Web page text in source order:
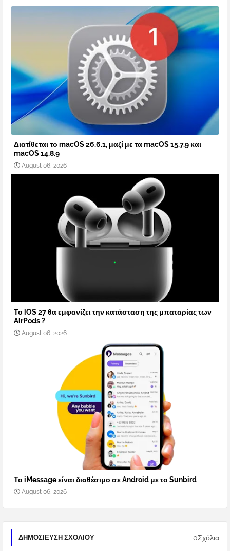
Διατίθεται το macOS 26.6.1, μαζί με τα macOS 15.7.9 και
macOS 14.8.9
August 06, 2026
Το iOS 27 θα εμφανίζει την κατάσταση της μπαταρίας των
AirPods ?
August 06, 2026
Το iMessage είναι διαθέσιμο σε Android με το Sunbird
August 06, 2026
ΔΗΜΟΣΊΕΥΣΗ ΣΧΟΛΊΟΥ 0Σχόλια